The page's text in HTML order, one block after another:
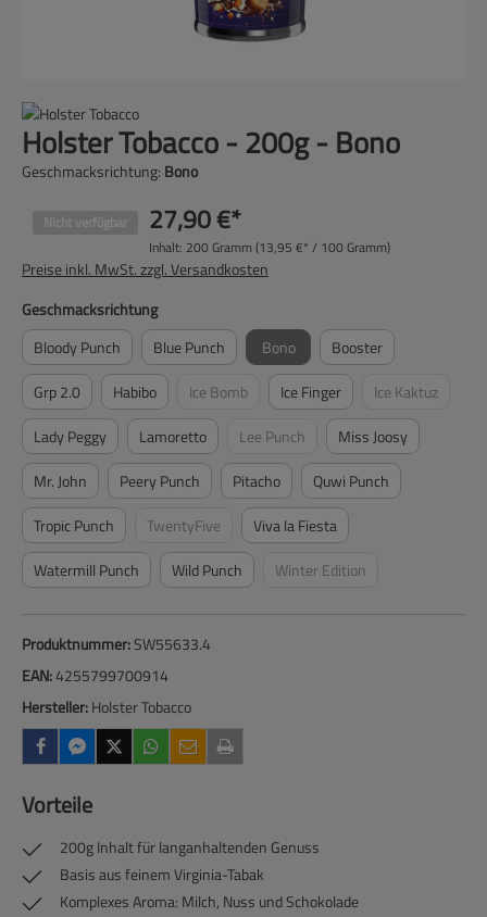
Holster Tobacco - 200g - Bono
Geschmacksrichtung: Bono
Nicht verfügbar 27,90 €*
Inhalt: 200 Gramm (13,95 €* / 100 Gramm)
Preise inkl. MwSt. zzgl. Versandkosten
Geschmacksrichtungauswählen
Bloody Punch
Blue Punch Bono
(Diese Option ist zurzeit nicht
Booster
Grp 2.0
Habibo Ice Bomb(Diese Option ist zurzeit nicht verfügbar.)
Ice Finger Ice Kaktuz(Diese Option
Lady Peggy Lamoretto Lee Punch(Diese Option ist zurzeit nicht
Miss Joosy
Mr. John
Peery Punch Pitacho
Quwi Punch
Tropic Punch
TwentyFive(Diese Option ist zurzeit nicht verfügbar.)
Viva la Fiesta
Watermill Punch
Wild Punch Winter Edition(Diese Option ist zurzeit nicht
Produktnummer:SW55633.4
EAN:4255799700914
Hersteller:Holster Tobacco
Vorteile
200g Inhalt für langanhaltenden Genuss
Basis aus feinem Virginia-Tabak
Komplexes Aroma: Milch, Nuss und Schokolade